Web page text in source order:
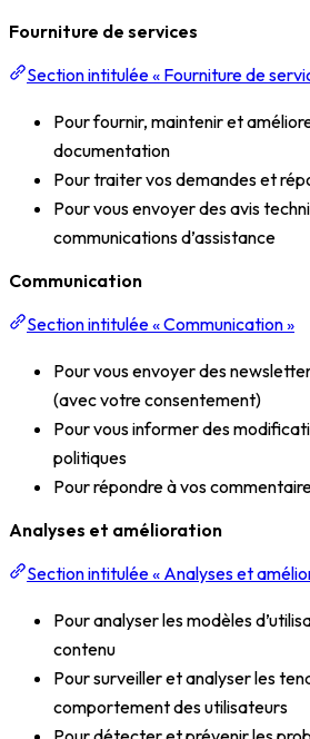
Fourniture de services
Section intitulée « Fourniture de
Pour fournir, maintenir et
documentation
Pour traiter vos demandes et
Pour vous envoyer des avis
communications d’assistance
Communication
Section intitulée « Communication »
Pour vous envoyer des
(avec votre consentement)
Pour vous informer des
politiques
Pour répondre à vos
Analyses et amélioration
Section intitulée « Analyses et
Pour analyser les modèles
contenu
Pour surveiller et analyser les
comportement des utilisateurs